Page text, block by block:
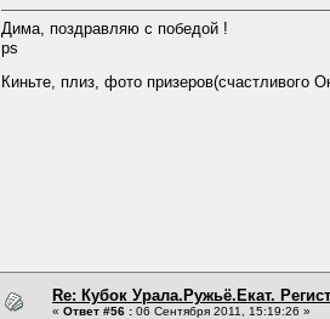
Дима, поздравляю с победой !
ps
Киньте, плиз, фото призеров(счастливого
Re: Кубок Урала.Ружьё.Екат.
« Ответ #56 : 06 Сентября 2011, 15:19:26 »